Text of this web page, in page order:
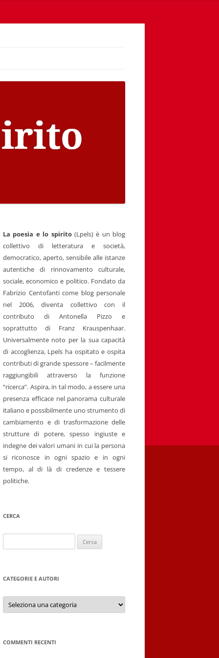
La poesia e lo spirito(Lpels) è un blog
collettivo di letteratura e società,
democratico, aperto, sensibile alle istanze
autentiche di rinnovamento culturale,
sociale, economico e politico. Fondato da
Fabrizio Centofanti come blog personale
nel 2006, diventa collettivo con il
contributo di Antonella Pizzo e
soprattutto di Franz Krauspenhaar.
Universalmente noto per la sua capacità
di accoglienza, Lpels ha ospitato e ospita
contributi di grande spessore – facilmente
raggiungibili attraverso la funzione
“ricerca”. Aspira, in tal modo, a essere una
presenza efficace nel panorama culturale
italiano e possibilmente uno strumento di
cambiamento e di trasformazione delle
strutture di potere, spesso ingiuste e
indegne dei valori umani in cui la persona
si riconosce in ogni spazio e in ogni
tempo, al di là di credenze e tessere
politiche.
CERCA
per:
CATEGORIE E AUTORI
Categorie
autori
COMMENTI RECENTI